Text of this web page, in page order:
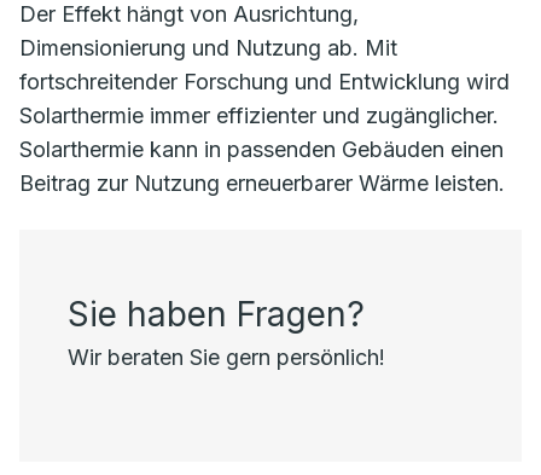
Der Effekt hängt von Ausrichtung,
Dimensionierung und Nutzung ab. Mit
fortschreitender Forschung und Entwicklung wird
Solarthermie immer effizienter und zugänglicher.
Solarthermie kann in passenden Gebäuden einen
Beitrag zur Nutzung erneuerbarer Wärme leisten.
Sie haben Fragen?
Wir beraten Sie gern persönlich!